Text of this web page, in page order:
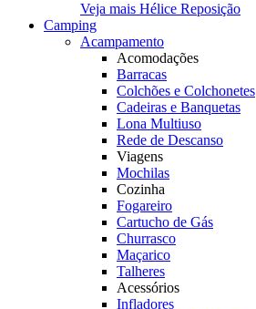
Veja mais Hélice Reposição
Camping
Acampamento
Acomodações
Barracas
Colchões e Colchonetes
Cadeiras e Banquetas
Lona Multiuso
Rede de Descanso
Viagens
Mochilas
Cozinha
Fogareiro
Cartucho de Gás
Churrasco
Maçarico
Talheres
Acessórios
Infladores